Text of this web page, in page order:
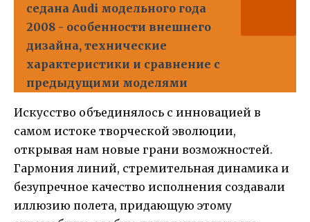
седана Audi модельного года
2008 - особенности внешнего
дизайна, технические
характеристики и сравнение с
предыдущими моделями
Искусство объединялось с инновацией в
самом истоке творческой эволюции,
открывая нам новые грани возможностей.
Гармония линий, стремительная динамика и
безупречное качество исполнения создавали
иллюзию полета, придающую этому